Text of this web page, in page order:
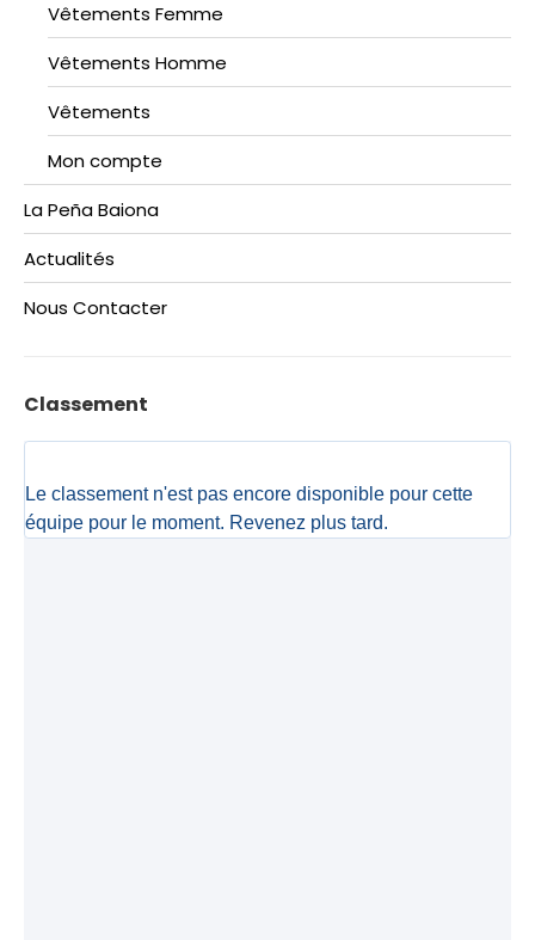
Vêtements Femme
Vêtements Homme
Vêtements
Mon compte
La Peña Baiona
Actualités
Nous Contacter
Classement